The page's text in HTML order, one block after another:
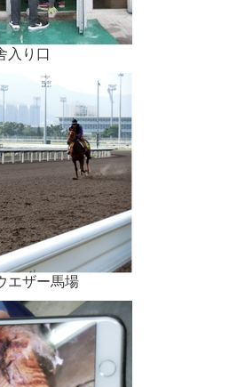
入り口
エザー馬場